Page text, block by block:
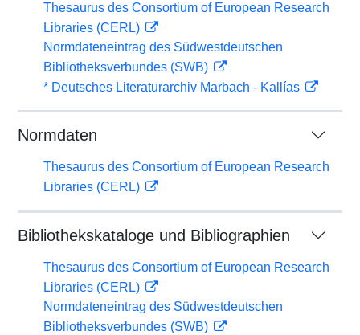
Thesaurus des Consortium of European Research
Libraries (CERL)
Normdateneintrag des Südwestdeutschen
Bibliotheksverbundes (SWB)
* Deutsches Literaturarchiv Marbach - Kallías
Normdaten
Thesaurus des Consortium of European Research
Libraries (CERL)
Bibliothekskataloge und Bibliographien
Thesaurus des Consortium of European Research
Libraries (CERL)
Normdateneintrag des Südwestdeutschen
Bibliotheksverbundes (SWB)